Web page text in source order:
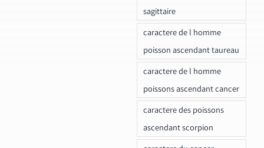
sagittaire
caractere de l homme
poisson ascendant taureau
caractere de l homme
poissons ascendant cancer
caractere des poissons
ascendant scorpion